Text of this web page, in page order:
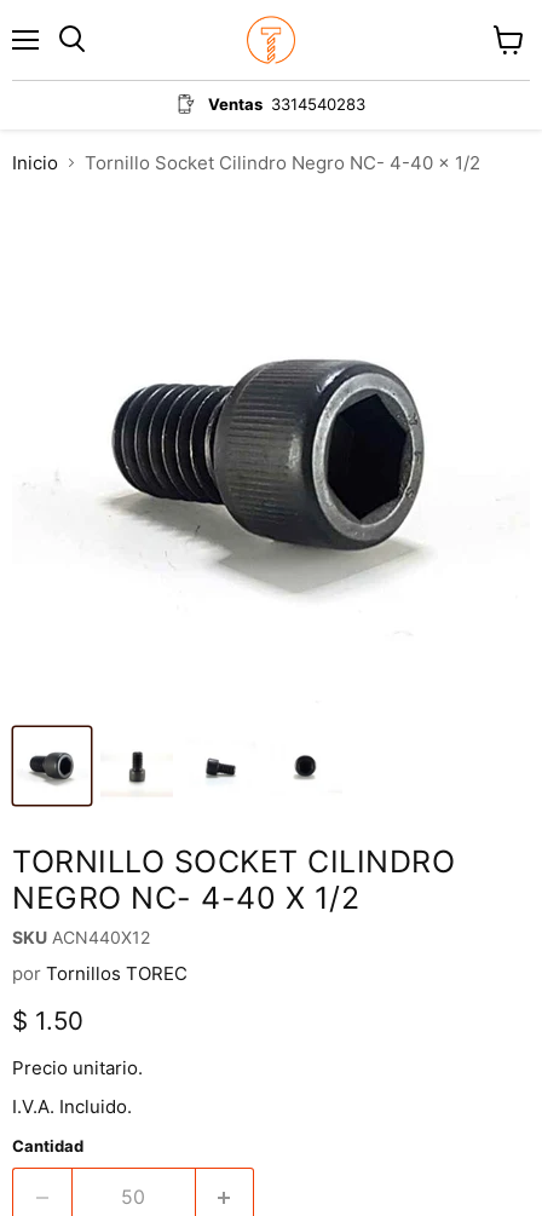
Ventas 3314540283
carrito
Inicio Tornillo Socket Cilindro Negro NC- 4-40 x 1/2
TORNILLO SOCKET CILINDRO
NEGRO NC- 4-40 X 1/2
SKU ACN440X12
por Tornillos TOREC
Precio actual
$ 1.50
Precio unitario.
I.V.A. Incluido.
Cantidad